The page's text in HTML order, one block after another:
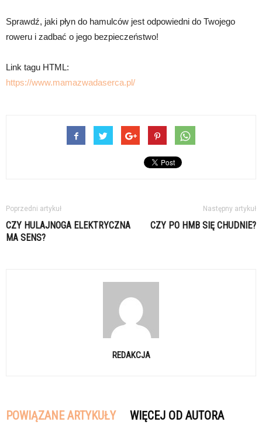
Sprawdź, jaki płyn do hamulców jest odpowiedni do Twojego
roweru i zadbać o jego bezpieczeństwo!
Link tagu HTML:
https://www.mamazwadaserca.pl/
Poprzedni artykuł
CZY HULAJNOGA ELEKTRYCZNA
MA SENS?
Następny artykuł
CZY PO HMB SIĘ CHUDNIE?
REDAKCJA
POWIĄZANE ARTYKUŁY WIĘCEJ OD AUTORA